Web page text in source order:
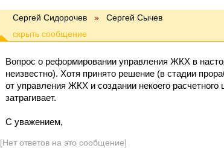
Сергей Сидорочев » Сергей Сычев
Вопрос о реформировании управления ЖКХ в
неизвестно). Хотя принято решение (в стадии
от управления ЖКХ и создании некоего
затрагивает.
С уважением,
[Нет ответов на это сообщение]